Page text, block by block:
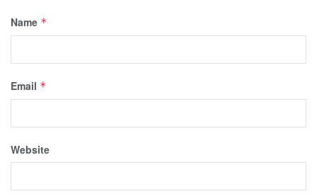
Name *
Email *
Website